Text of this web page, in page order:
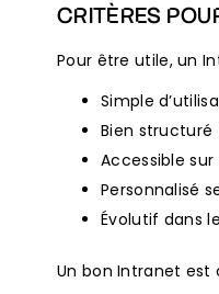
CRITÈRES
Pour être utile, un
Simple
Bien structuré
Accessible
Personnalisé
Évolutif dans
Un bon Intranet est